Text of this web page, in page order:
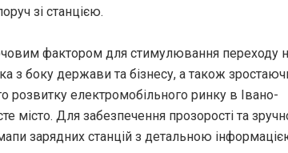
зі станцією.
фактором для стимулювання переходу
з боку держави та бізнесу, а також
електромобільного ринку в Івано-
місто. Для забезпечення прозорості та
зарядних станцій з детальною